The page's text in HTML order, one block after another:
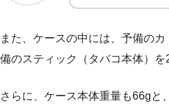
また、ケースの中には、予備の
備のスティック（タバコ本体）を
さらに、ケース本体重量も66gと